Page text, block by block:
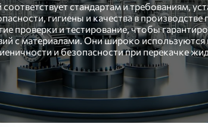
стандартам и требованиям,
гигиены и качества в
проверки и тестирование, чтобы
с материалами. Они широко
и безопасности при перекачке